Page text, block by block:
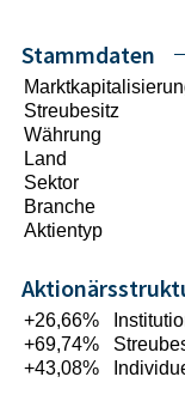
Stammdaten
Streubesitz
Währung
Land
Sektor
Branche
Aktientyp
+26,66%
+69,74%
+43,08%